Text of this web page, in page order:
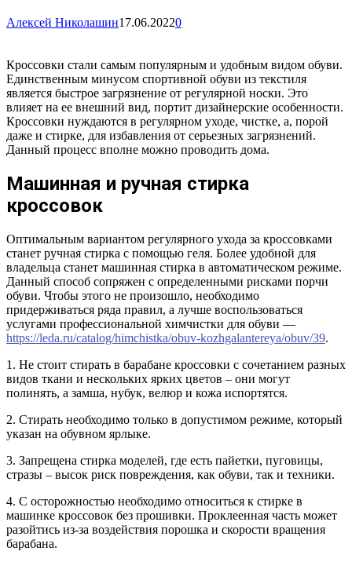
Алексей Николашин17.06.20220
Кроссовки стали самым популярным и удобным видом обуви.
Единственным минусом спортивной обуви из текстиля
является быстрое загрязнение от регулярной носки. Это
влияет на ее внешний вид, портит дизайнерские особенности.
Кроссовки нуждаются в регулярном уходе, чистке, а, порой
даже и стирке, для избавления от серьезных загрязнений.
Данный процесс вполне можно проводить дома.
Машинная и ручная стирка
кроссовок
Оптимальным вариантом регулярного ухода за кроссовками
станет ручная стирка с помощью геля. Более удобной для
владельца станет машинная стирка в автоматическом режиме.
Данный способ сопряжен с определенными рисками порчи
обуви. Чтобы этого не произошло, необходимо
придерживаться ряда правил, а лучше воспользоваться
услугами профессиональной химчистки для обуви —
https://leda.ru/catalog/himchistka/obuv-kozhgalantereya/obuv/39.
1. Не стоит стирать в барабане кроссовки с сочетанием разных
видов ткани и нескольких ярких цветов – они могут
полинять, а замша, нубук, велюр и кожа испортятся.
2. Стирать необходимо только в допустимом режиме, который
указан на обувном ярлыке.
3. Запрещена стирка моделей, где есть пайетки, пуговицы,
стразы – высок риск повреждения, как обуви, так и техники.
4. С осторожностью необходимо относиться к стирке в
машинке кроссовок без прошивки. Проклеенная часть может
разойтись из-за воздействия порошка и скорости вращения
барабана.